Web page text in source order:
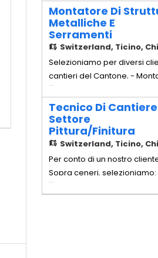
a tempo indeterminato di un
Manager Edile esperto nella
commesse civili e
mano. Principali mansioni: -
Coordinamento integrale
Montatore Di
Metalliche E
Serramenti
Switzerland, Ticino,
Selezioniamo per diversi
cantieri del Cantone, -
Strutture Metalliche e
Principali mansioni: - Posa
in cantiere di carpenteria
leggera (parapetti, scale
tettoie). - Installazione di
continue in alluminio/vetro e
...
Tecnico Di
Settore
Pittura/Finitura
Switzerland, Ticino,
Per conto di un nostro
Sopra ceneri,
Cantiere - Settore Pittura/
...